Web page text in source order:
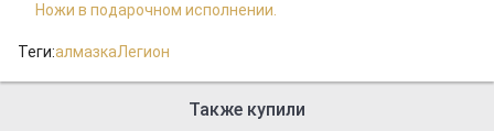
Ножи в подарочном исполнении.
Теги:алмазкаЛегион
Также купили